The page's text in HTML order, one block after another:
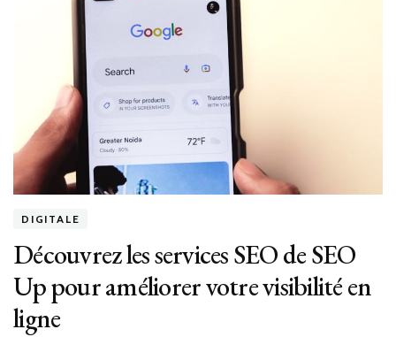
DIGITALE
Découvrez les services SEO de SEO
Up pour améliorer votre visibilité en
ligne